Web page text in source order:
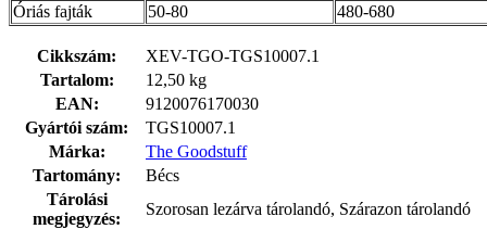
Óriás fajták
50-80 480-680
Cikkszám:
XEV-TGO-TGS10007.1
Tartalom:
12,50 kg
EAN:
9120076170030
Gyártói szám:
TGS10007.1
Márka:
The Goodstuff
Tartomány:
Bécs
Tárolási
megjegyzés:
Szorosan lezárva tárolandó, Szárazon tárolandó